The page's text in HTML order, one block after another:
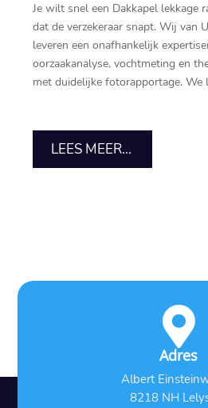
Je wilt snel een Dakkapel lekkage
dat de verzekeraar snapt. Wij van
leveren een onafhankelijk
oorzaakanalyse, vochtmeting en
met duidelijke fotorapportage. We
LEES MEER...

Adres
Albert
8218 NH